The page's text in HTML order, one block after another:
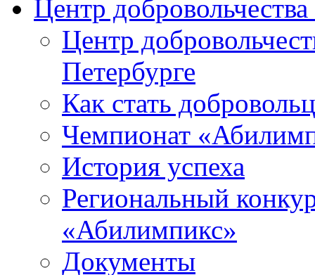
Центр
Центр
Петербурге
Как стать
Чемпионат
История успеха
Региональный
«Абилимпикс»
Документы